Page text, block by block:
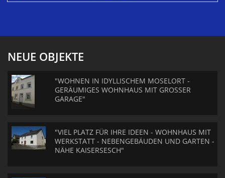
NEUE OBJEKTE
"WOHNEN IN IDYLLISCHEM MOSELORT -
GERÄUMIGES WOHNHAUS MIT GROSSER
GARAGE"
"VIEL PLATZ FÜR IHRE IDEEN - WOHNHAUS MIT
WERKSTATT - NEBENGEBÄUDEN UND GARTEN -
NÄHE KAISERSESCH"